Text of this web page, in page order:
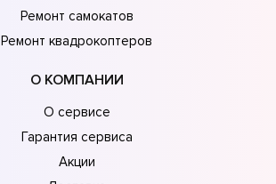
Ремонт самокатов
Ремонт квадрокоптеров
О КОМПАНИИ
О сервисе
Гарантия сервиса
Акции